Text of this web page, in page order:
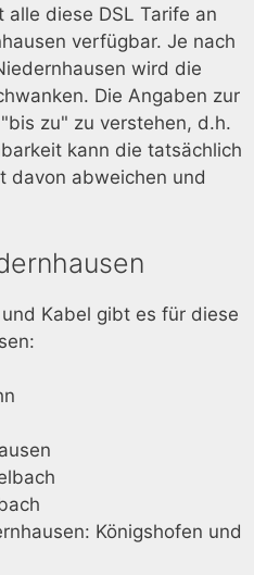
diese DSL Tarife an
verfügbar. Je nach
wird die
Die Angaben zur
zu" zu verstehen, d.h.
kann die tatsächlich
davon abweichen und
Kabel gibt es für diese
Königshofen und